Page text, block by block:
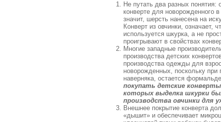
Не путать два разных понятия:
конверте для новорожденного
значит, шерсть нанесена на
Конверт из овчинки, означает,
используется шкурка, а не
проигрывают в свойствах
Многие западные
производства детских
производства одежды для
новорожденных, поскольку
наверняка, остается
покупать детские
которых выделка шкурки
производства овчинки для
Внешнее покрытие конверта
«дышит» и обеспечивает